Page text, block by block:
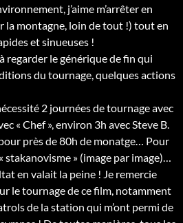
j’aime m’arrêter en
la montagne, loin de tout !) tout en
et sinueuses !
regarder le générique de fin qui
du tournage, quelques actions
2 journées de tournage avec
« Chef », environ 3h avec Steve B.
près de 80h de monatge… Pour
stakanovisme » (image par image)…
en valait la peine ! Je remercie
le tournage de ce film, notamment
de la station qui m’ont permi de